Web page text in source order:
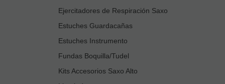
Ejercitadores de Respiración Saxo
Estuches Guardacañas
Estuches Instrumento
Fundas Boquilla/Tudel
Kits Accesorios Saxo Alto